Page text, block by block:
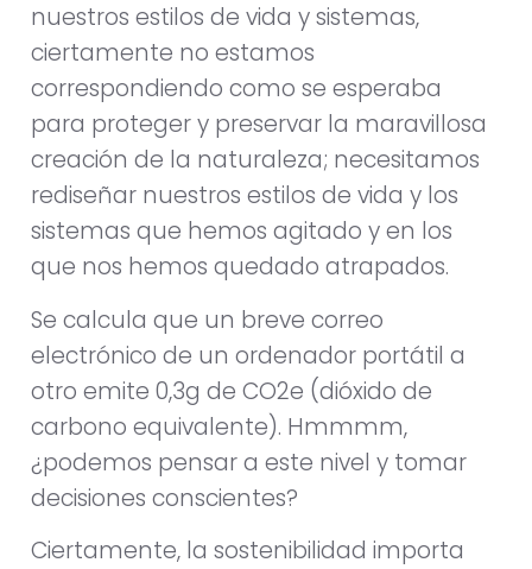
nuestros estilos de vida y sistemas,
ciertamente no estamos
correspondiendo como se esperaba
para proteger y preservar la maravillosa
creación de la naturaleza; necesitamos
rediseñar nuestros estilos de vida y los
sistemas que hemos agitado y en los
que nos hemos quedado atrapados.
Se calcula que un breve correo
electrónico de un ordenador portátil a
otro emite 0,3g de CO2e (dióxido de
carbono equivalente). Hmmmm,
¿podemos pensar a este nivel y tomar
decisiones conscientes?
Ciertamente, la sostenibilidad importa